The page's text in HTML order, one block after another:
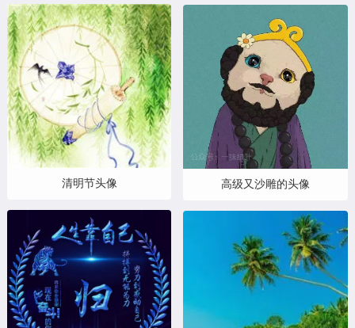
清明节头像 高级又沙雕的头像